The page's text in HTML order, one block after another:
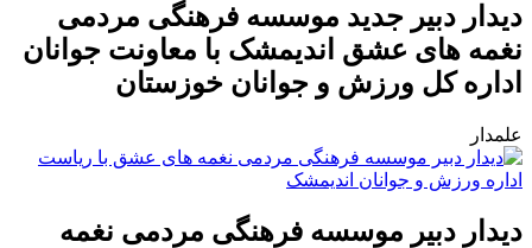
دیدار دبیر جدید موسسه فرهنگی مردمی
نغمه های عشق اندیمشک با معاونت جوانان
اداره کل ورزش و جوانان خوزستان
علمدار
دیدار دبیر موسسه فرهنگی مردمی نغمه